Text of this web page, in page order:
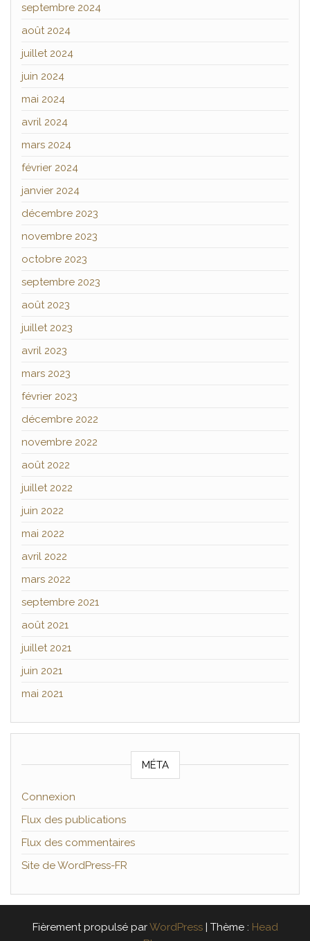
septembre 2024
août 2024
juillet 2024
juin 2024
mai 2024
avril 2024
mars 2024
février 2024
janvier 2024
décembre 2023
novembre 2023
octobre 2023
septembre 2023
août 2023
juillet 2023
avril 2023
mars 2023
février 2023
décembre 2022
novembre 2022
août 2022
juillet 2022
juin 2022
mai 2022
avril 2022
mars 2022
septembre 2021
août 2021
juillet 2021
juin 2021
mai 2021
MÉTA
Connexion
Flux des publications
Flux des commentaires
Site de WordPress-FR
Fièrement propulsé parWordPress | Thème : Head